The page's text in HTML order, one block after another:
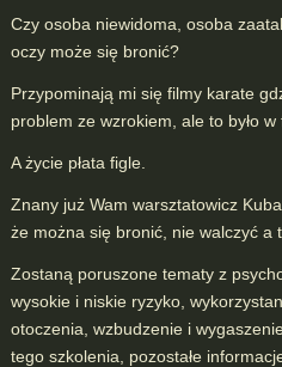
Czy osoba niewidoma, osoba
oczy może się bronić?
Przypominają mi się filmy karate
problem ze wzrokiem, ale to było w
A życie płata figle.
Znany już Wam warsztatowicz
że można się bronić, nie walczyć a
Zostaną poruszone tematy z
wysokie i niskie ryzyko,
otoczenia, wzbudzenie i
tego szkolenia, pozostałe